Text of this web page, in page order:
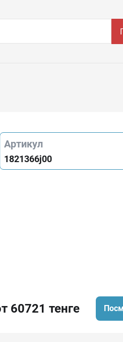
Артикул
1821366j00
60721 тенге